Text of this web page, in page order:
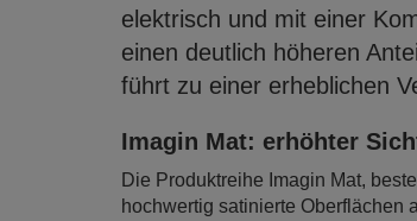
elektrisch und mit einer
einen deutlich höheren
führt zu einer erheblichen
Imagin Mat: erhöhter
Die Produktreihe Imagin Mat,
hochwertig satinierte Oberflächen